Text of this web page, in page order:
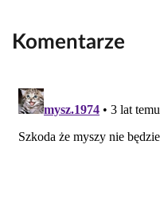
Komentarze